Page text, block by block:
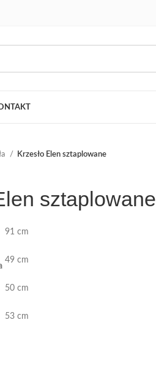
Krzesło Elen sztaplowane
sztaplowane
91 cm
49 cm
50 cm
53 cm